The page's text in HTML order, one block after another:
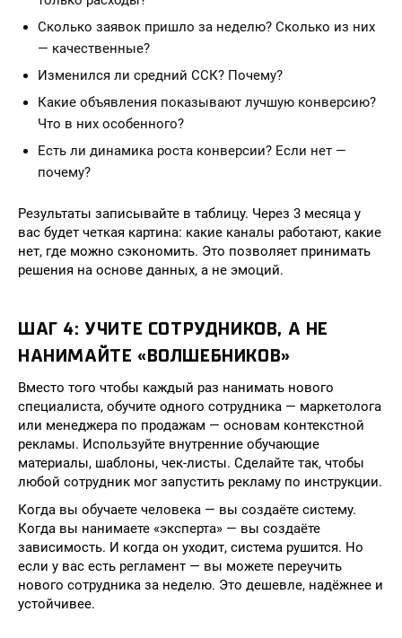
Сколько заявок пришло за неделю? Сколько из них
— качественные?
Изменился ли средний ССК? Почему?
Какие объявления показывают лучшую конверсию?
Что в них особенного?
Есть ли динамика роста конверсии? Если нет —
почему?
Результаты записывайте в таблицу. Через 3 месяца у
вас будет четкая картина: какие каналы работают, какие
нет, где можно сэкономить. Это позволяет принимать
решения на основе данных, а не эмоций.
ШАГ 4: УЧИТЕ СОТРУДНИКОВ, А НЕ
НАНИМАЙТЕ «ВОЛШЕБНИКОВ»
Вместо того чтобы каждый раз нанимать нового
специалиста, обучите одного сотрудника — маркетолога
или менеджера по продажам — основам контекстной
рекламы. Используйте внутренние обучающие
материалы, шаблоны, чек-листы. Сделайте так, чтобы
любой сотрудник мог запустить рекламу по инструкции.
Когда вы обучаете человека — вы создаёте систему.
Когда вы нанимаете «эксперта» — вы создаёте
зависимость. И когда он уходит, система рушится. Но
если у вас есть регламент — вы можете переучить
нового сотрудника за неделю. Это дешевле, надёжнее и
устойчивее.